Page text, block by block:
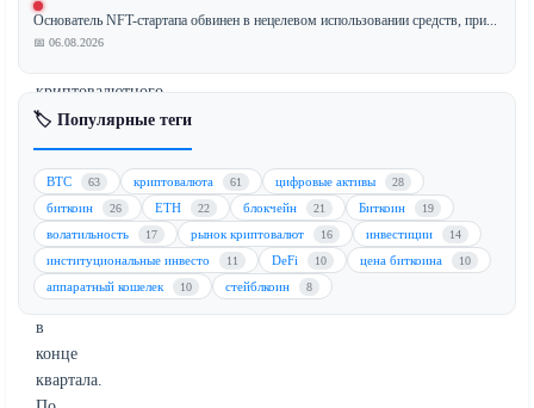
связал
недавнюю
криптовалютного
рынка
с
«приукрашиванием»
отчетности
(window
dressing)
институциональными
инвесторами
в
конце
квартала.
Основатель NFT-стартапа обвинен в нецелевом использовании средств, при...
📅 06.08.2026
🏷️ Популярные теги
BTC 63 криптовалюта 61 цифровые активы 28
биткоин 26 ETH 22 блокчейн 21 Биткоин 19
волатильность 17 рынок криптовалют 16 инвестиции 14
институциональные инвесто 11 DeFi 10 цена биткоина 10
аппаратный кошелек 10 стейблкоин 8